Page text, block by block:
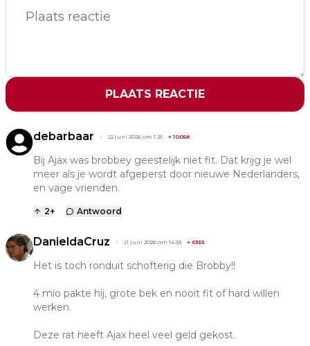
PLAATS REACTIE
debarbaar 22 juni 2026 om 1:25 +10058
Bij Ajax was brobbey geestelijk niet fit. Dat krijg je wel
meer als je wordt afgeperst door nieuwe Nederlanders,
en vage vrienden.
2+ Antwoord
DanieldaCruz 21 juni 2026 om 14:33 + 6353
Het is toch ronduit schofterig die Brobby!!
4 mio pakte hij, grote bek en nooit fit of hard willen
werken.
Deze rat heeft Ajax heel veel geld gekost.